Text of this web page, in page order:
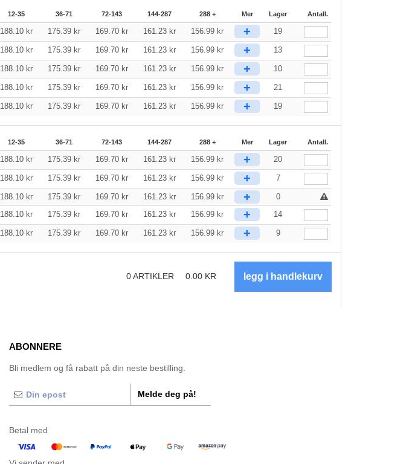
12-35 36-71 72-143 144-287 288 + Mer Lager Antall.
188.10 kr 175.39 kr 169.70 kr 161.23 kr 156.99 kr + 19
188.10 kr 175.39 kr 169.70 kr 161.23 kr 156.99 kr + 13
188.10 kr 175.39 kr 169.70 kr 161.23 kr 156.99 kr + 10
188.10 kr 175.39 kr 169.70 kr 161.23 kr 156.99 kr + 21
188.10 kr 175.39 kr 169.70 kr 161.23 kr 156.99 kr + 19
12-35 36-71 72-143 144-287 288 + Mer Lager Antall.
188.10 kr 175.39 kr 169.70 kr 161.23 kr 156.99 kr + 20
188.10 kr 175.39 kr 169.70 kr 161.23 kr 156.99 kr + 7
188.10 kr 175.39 kr 169.70 kr 161.23 kr 156.99 kr +
0
188.10 kr 175.39 kr 169.70 kr 161.23 kr 156.99 kr + 14
188.10 kr 175.39 kr 169.70 kr 161.23 kr 156.99 kr + 9
0ARTIKLER 0.00 KR
ABONNERE
Bli medlem og få rabatt på din neste bestilling.
Melde deg på!
Betal med